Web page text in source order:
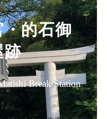
的石御
跡
Break Station